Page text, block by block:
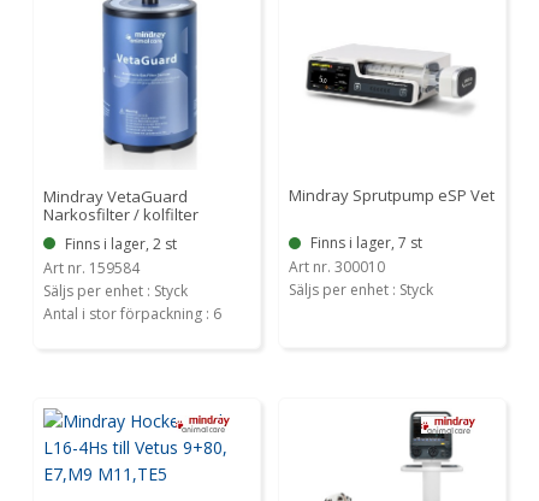
Mindray VetaGuard
Narkosfilter / kolfilter
Finns i lager, 2 st
Art nr. 159584
Säljs per enhet : Styck
Antal i stor förpackning : 6
Mindray Sprutpump eSP Vet
Finns i lager, 7 st
Art nr. 300010
Säljs per enhet : Styck